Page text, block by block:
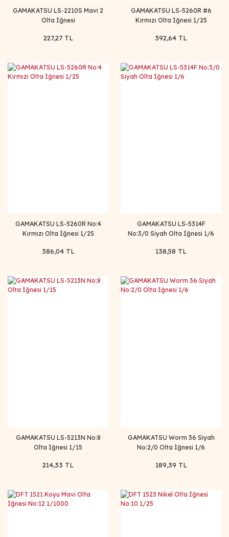
GAMAKATSU LS-2210S Mavi 2
Olta İğnesi
227,27 TL
GAMAKATSU LS-5260R #6
Kırmızı Olta İğnesi 1/25
392,64 TL
GAMAKATSU LS-5260R No:4
Kırmızı Olta İğnesi 1/25
386,04 TL
GAMAKATSU LS-5314F
No:3/0 Siyah Olta İğnesi 1/6
138,58 TL
GAMAKATSU LS-5213N No:8
Olta İğnesi 1/15
214,33 TL
GAMAKATSU Worm 36 Siyah
No:2/0 Olta İğnesi 1/6
189,39 TL